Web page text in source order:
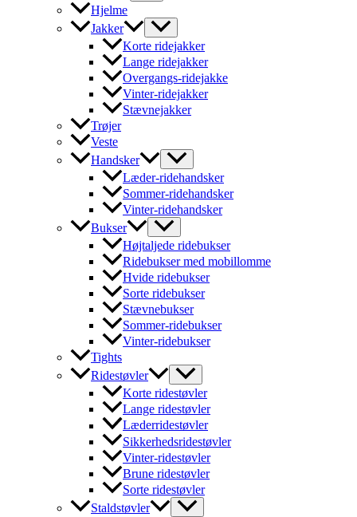
Hjelme
Jakker
Korte ridejakker
Lange ridejakker
Overgangs-ridejakke
Vinter-ridejakker
Stævnejakker
Trøjer
Veste
Handsker
Læder-ridehandsker
Sommer-ridehandsker
Vinter-ridehandsker
Bukser
Højtaljede ridebukser
Ridebukser med mobillomme
Hvide ridebukser
Sorte ridebukser
Stævnebukser
Sommer-ridebukser
Vinter-ridebukser
Tights
Ridestøvler
Korte ridestøvler
Lange ridestøvler
Læderridestøvler
Sikkerhedsridestøvler
Vinter-ridestøvler
Brune ridestøvler
Sorte ridestøvler
Staldstøvler